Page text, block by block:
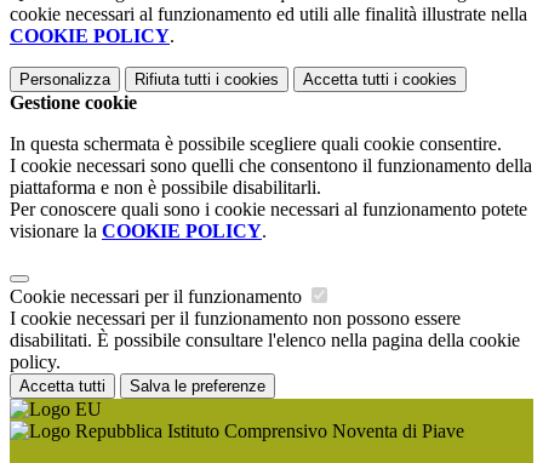
cookie necessari al funzionamento ed utili alle finalità illustrate nella
COOKIE POLICY.
Personalizza Rifiuta tutti i cookies Accetta tutti i cookies
Gestione cookie
In questa schermata è possibile scegliere quali cookie consentire.
I cookie necessari sono quelli che consentono il funzionamento della
piattaforma e non è possibile disabilitarli.
Per conoscere quali sono i cookie necessari al funzionamento potete
visionare la COOKIE POLICY.
Cookie necessari per il funzionamento
I cookie necessari per il funzionamento non possono essere
disabilitati. È possibile consultare l'elenco nella pagina della cookie
policy.
Accetta tutti Salva le preferenze
Istituto Comprensivo Noventa di Piave